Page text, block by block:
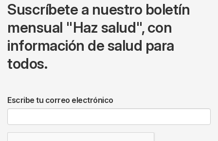
Suscríbete a nuestro boletín
mensual "Haz salud", con
información de salud para
todos.
Escribe tu correo electrónico